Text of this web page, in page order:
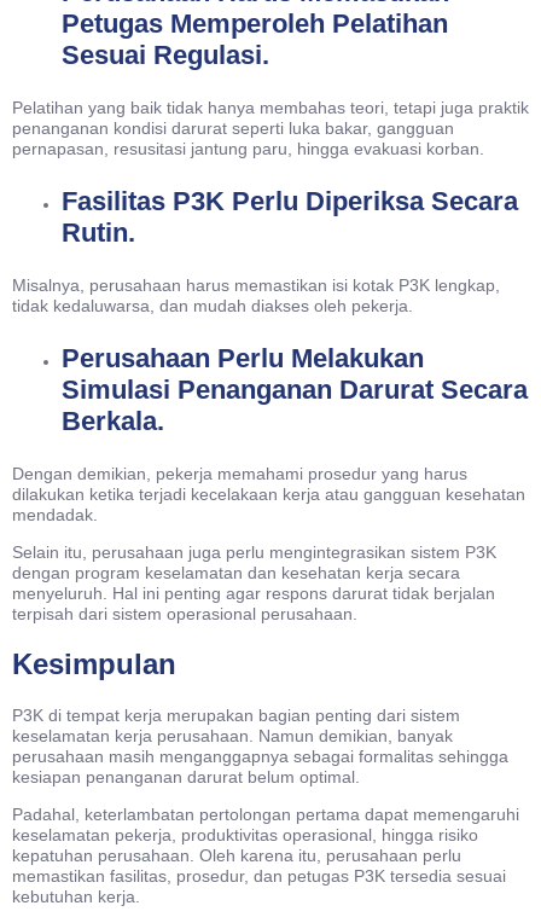
Petugas Memperoleh Pelatihan
Sesuai Regulasi.
Pelatihan yang baik tidak hanya membahas teori, tetapi juga praktik
penanganan kondisi darurat seperti luka bakar, gangguan
pernapasan, resusitasi jantung paru, hingga evakuasi korban.
Fasilitas P3K Perlu Diperiksa Secara
Rutin.
Misalnya, perusahaan harus memastikan isi kotak P3K lengkap,
tidak kedaluwarsa, dan mudah diakses oleh pekerja.
Perusahaan Perlu Melakukan
Simulasi Penanganan Darurat Secara
Berkala.
Dengan demikian, pekerja memahami prosedur yang harus
dilakukan ketika terjadi kecelakaan kerja atau gangguan kesehatan
mendadak.
Selain itu, perusahaan juga perlu mengintegrasikan sistem P3K
dengan program keselamatan dan kesehatan kerja secara
menyeluruh. Hal ini penting agar respons darurat tidak berjalan
terpisah dari sistem operasional perusahaan.
Kesimpulan
P3K di tempat kerja merupakan bagian penting dari sistem
keselamatan kerja perusahaan. Namun demikian, banyak
perusahaan masih menganggapnya sebagai formalitas sehingga
kesiapan penanganan darurat belum optimal.
Padahal, keterlambatan pertolongan pertama dapat memengaruhi
keselamatan pekerja, produktivitas operasional, hingga risiko
kepatuhan perusahaan. Oleh karena itu, perusahaan perlu
memastikan fasilitas, prosedur, dan petugas P3K tersedia sesuai
kebutuhan kerja.